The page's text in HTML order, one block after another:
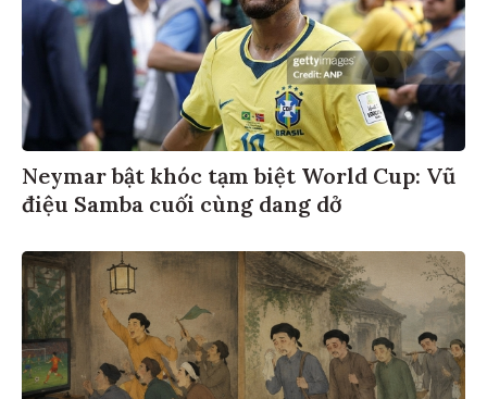
Neymar bật khóc tạm biệt World Cup: Vũ
điệu Samba cuối cùng dang dở